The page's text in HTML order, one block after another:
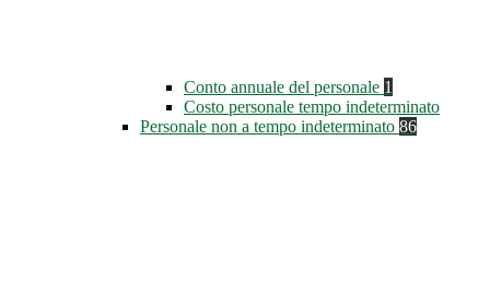
Conto annuale del personale 1
Costo personale tempo indeterminato
Personale non a tempo indeterminato 86